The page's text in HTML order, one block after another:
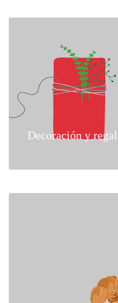
Decoración y